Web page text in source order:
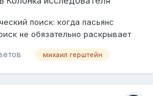
поиск: когда пасьянс
не обязательно раскрывает
за грань неведомого.
михаил герштейн